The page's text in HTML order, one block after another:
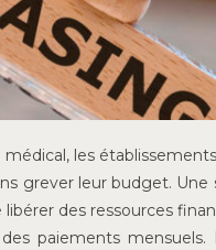
les
grever leur budget. Une
des ressources
paiements mensuels.